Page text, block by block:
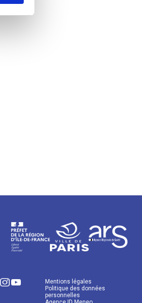
Mentions légales
Politique des données
personnelles